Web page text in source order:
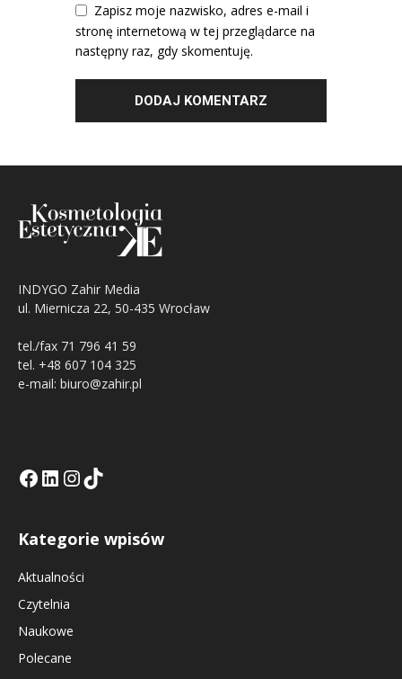
Zapisz moje nazwisko, adres e-mail i
stronę internetową w tej przeglądarce na
następny raz, gdy skomentuję.
INDYGO Zahir Media
ul. Miernicza 22, 50-435 Wrocław
tel./fax 71 796 41 59
tel. +48 607 104 325
e-mail: biuro@zahir.pl
Facebook
LinkedIn
Tik Tok KEInstagramm KE
Kategorie wpisów
Aktualności
Czytelnia
Naukowe
Polecane